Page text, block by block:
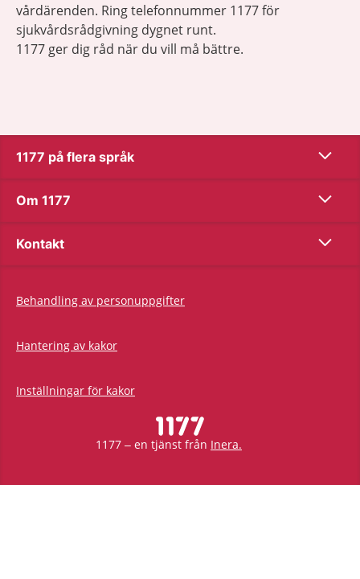
vårdärenden. Ring telefonnummer 1177 för
sjukvårdsrådgivning dygnet runt.
1177 ger dig råd när du vill må bättre.
1177 på flera språk Show
Om 1177 Show
Kontakt Show
Behandling av personuppgifter
Hantering av kakor
Inställningar för kakor
1177 – en tjänst från Inera.